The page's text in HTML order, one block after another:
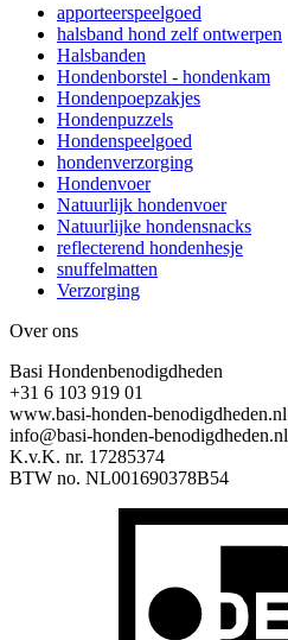
apporteerspeelgoed
halsband hond zelf ontwerpen
Halsbanden
Hondenborstel - hondenkam
Hondenpoepzakjes
Hondenpuzzels
Hondenspeelgoed
hondenverzorging
Hondenvoer
Natuurlijk hondenvoer
Natuurlijke hondensnacks
reflecterend hondenhesje
snuffelmatten
Verzorging
Over ons
Basi Hondenbenodigdheden
+31 6 103 919 01
www.basi-honden-benodigdheden.nl
info@basi-honden-benodigdheden.nl
K.v.K. nr. 17285374
BTW no. NL001690378B54